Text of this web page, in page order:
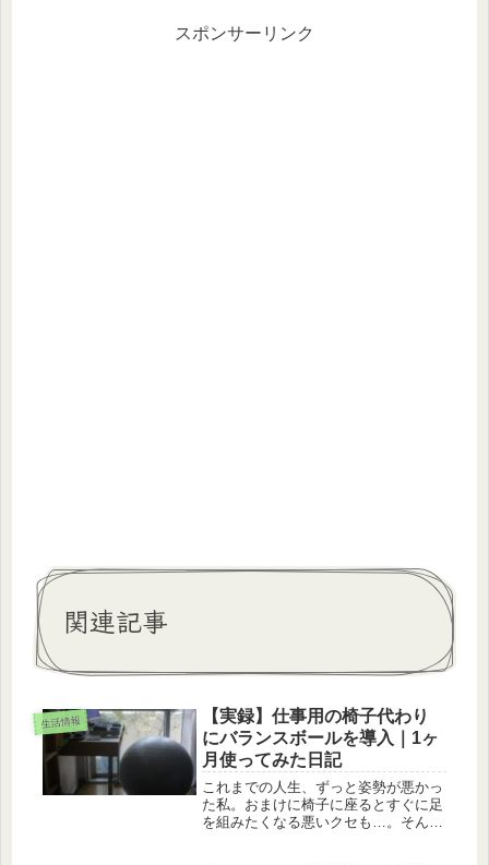
スポンサーリンク
関連記事
生活情報
【実録】仕事用の椅子代わり
にバランスボールを導入｜1ヶ
月使ってみた日記
これまでの人生、ずっと姿勢が悪かっ
た私。おまけに椅子に座るとすぐに足
を組みたくなる悪いクセも…。そんな